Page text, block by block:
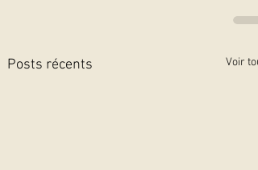
Posts récents Voir tout